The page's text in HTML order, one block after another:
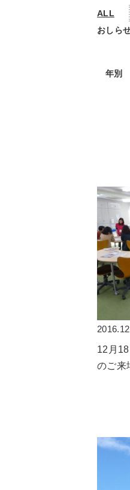
ALL
おしら
年別
12月
のご来